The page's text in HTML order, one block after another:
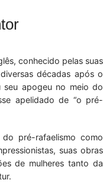
conhecido pelas suas
décadas após o
seu apogeu no meio do
apelidado de “o pré-
pré-rafaelismo como
suas obras
de mulheres tanto da